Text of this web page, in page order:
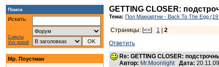
Поиск
Искать:
Советы
Vox populi
Мр. Поустман
GETTING CLOSER:
Тема: Пол Маккартни - Back To The Egg
Страницы: [<<] 1
2
Ответить
Re: GETTING CLOSER:
Автор: Mr.Moonlight Дата: